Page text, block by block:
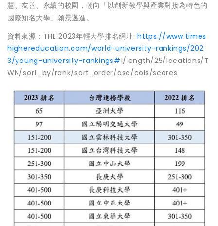
慧、友善、永續的校園，朝向「以創新教學與產業對接為特色的
國際知名大學」願景邁進。
資料來源：THE 2023年輕大學排名網址:https://www.times
highereducation.com/world-university-rankings/202
3/young-university-rankings#!/length/25/locations/T
WN/sort_by/rank/sort_order/asc/cols/scores